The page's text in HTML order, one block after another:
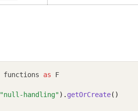
functions as F
"null-handling"). getOrCreate()